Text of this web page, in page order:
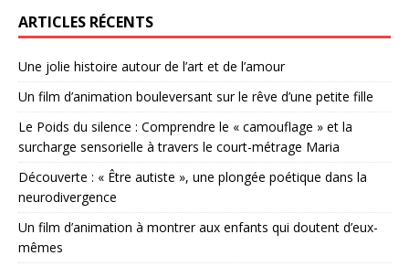
ARTICLES RÉCENTS
Une jolie histoire autour de l’art et de l’amour
Un film d’animation bouleversant sur le rêve d’une petite fille
Le Poids du silence : Comprendre le « camouflage » et la
surcharge sensorielle à travers le court-métrage Maria
Découverte : « Être autiste », une plongée poétique dans la
neurodivergence
Un film d’animation à montrer aux enfants qui doutent d’eux-
mêmes